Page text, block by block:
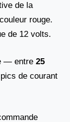
de la
rouge.
de 12 volts.
— entre 25
de courant